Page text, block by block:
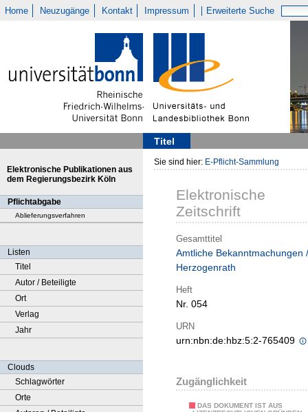
Home Neuzugänge Kontakt Impressum Erweiterte Suche
Titel
Elektronische Publikationen aus
dem Regierungsbezirk Köln
Pflichtabgabe
Ablieferungsverfahren
Listen
Titel
Autor / Beteiligte
Ort
Verlag
Jahr
Clouds
Schlagwörter
Orte
Sie sind hier: E-Pflicht-Sammlung
Elektronische
Zeitschrift
Gesamttitel
Amtliche Bekanntmachungen /
Herzogenrath
Heft
Nr. 054
URN
urn:nbn:de:hbz:5:2-765409
Zugänglichkeit
DAS DOKUMENT IST AUS